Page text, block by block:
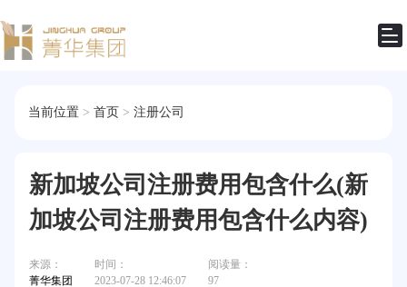
当前位置 > 首页 > 注册公司
新加坡公司注册费用包含什么(新
加坡公司注册费用包含什么内容)
来源：
菁华集团
时间：
2023-07-28 12:46:07
阅读量：
97